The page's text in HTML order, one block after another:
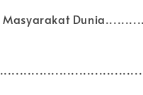
Masyarakat